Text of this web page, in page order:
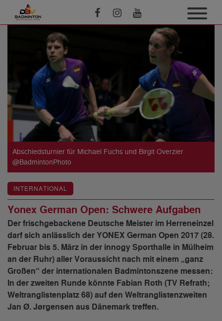
Abschiedsturnier für Michael Fuchs und Birgit Overzier
@BadmintonPhoto
INTERNATIONAL
Yonex German Open: Schwere Aufgaben
Der frischgebackene Deutsche Meister im Herreneinzel
darf sich anlässlich der YONEX German Open 2017 (28.
Februar bis 5. März in der innogy Sporthalle in Mülheim
an der Ruhr) aller Voraussicht nach mit einem „ganz
Großen“ der internationalen Badmintonszene messen:
In der zweiten Runde könnte Fabian Roth (TV Refrath;
Weltranglistenplatz 68) auf den Weltranglistenzweiten
Jan Ø. Jørgensen aus Dänemark treffen.